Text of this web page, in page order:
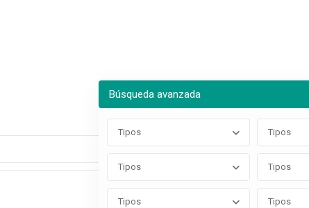
Búsqueda avanzada
Tipos Tipos
Tipos Tipos
Tipos Tipos